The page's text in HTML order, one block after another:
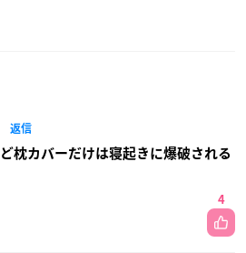
返信
枕カバーだけは寝起きに爆破される
4